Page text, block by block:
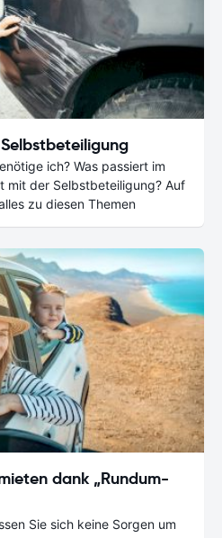
ich? Was passiert im
mit der Selbstbeteiligung? Auf
zu diesen Themen
dank „Rundum-
Sie sich keine Sorgen um